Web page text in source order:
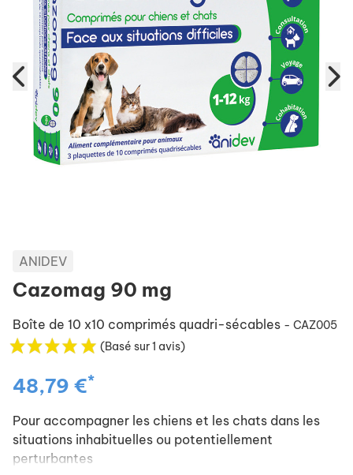
ANIDEV
Cazomag 90 mg
Boîte de 10 x10 comprimés quadri-sécables - CAZ005
(Basé sur 1 avis)
48,79 €*
Pour accompagner les chiens et les chats dans les
situations inhabituelles ou potentiellement
perturbantes